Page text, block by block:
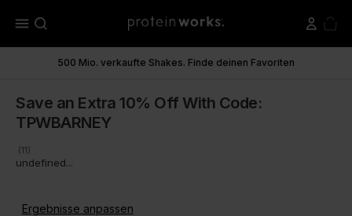
menu
500 Mio. verkaufte Shakes. Finde deinen Favoriten
Save an Extra 10% Off With Code:
TPWBARNEY
(11)
undefined...
Ergebnisse anpassen